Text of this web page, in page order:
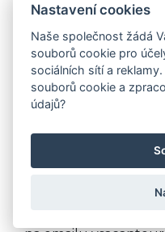
Pokud nemáte
vytisknout,
emailem zpět,
první platbu. Její
smlouvou souhlasíte
Nyní se můžete těšit
Vám v pořádku
chcete si ověřit, že
Nastavení cookies
Naše společnost žádá
souborů cookie pro
sociálních sítí a
souborů cookie a
údajů?